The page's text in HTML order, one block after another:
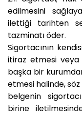
edilmesini
ilettiği tarihten
tazminatı öder.
Sigortacının
itiraz etmesi
başka bir
etmesi halinde,
belgenin
birine